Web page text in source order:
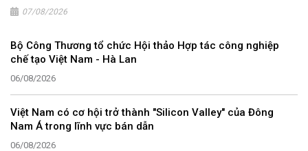
07/08/2026
Bộ Công Thương tổ chức Hội thảo Hợp tác công nghiệp
chế tạo Việt Nam - Hà Lan
06/08/2026
Việt Nam có cơ hội trở thành "Silicon Valley" của Đông
Nam Á trong lĩnh vực bán dẫn
06/08/2026